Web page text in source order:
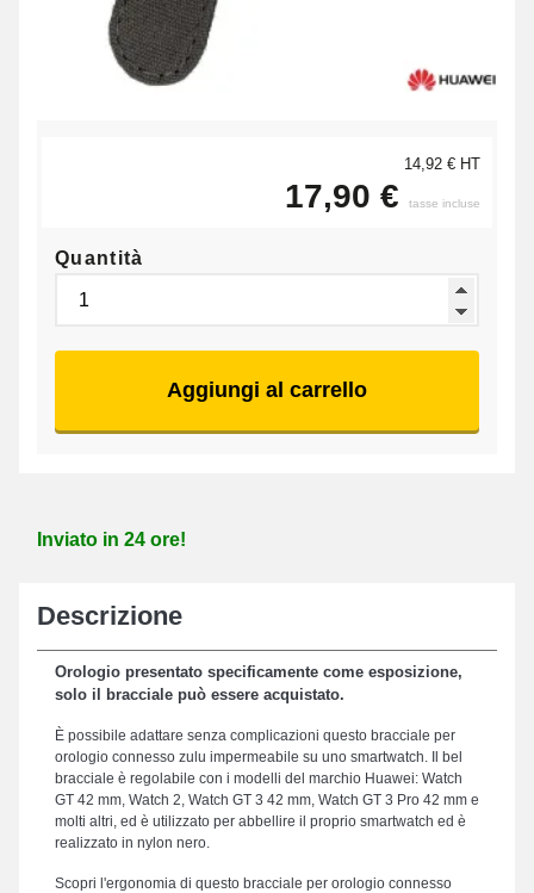
14,92 € HT
17,90 € tasse incluse
Quantità
Aggiungi al carrello
Inviato in 24 ore!
Descrizione
Orologio presentato specificamente come esposizione,
solo il bracciale può essere acquistato.
È possibile adattare senza complicazioni questo bracciale per
orologio connesso zulu impermeabile su uno smartwatch. Il bel
bracciale è regolabile con i modelli del marchio Huawei: Watch
GT 42 mm, Watch 2, Watch GT 3 42 mm, Watch GT 3 Pro 42 mm e
molti altri, ed è utilizzato per abbellire il proprio smartwatch ed è
realizzato in nylon nero.
Scopri l'ergonomia di questo bracciale per orologio connesso